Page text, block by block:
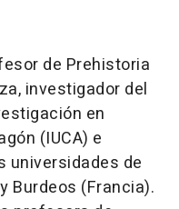
de Prehistoria
investigador del
en
(IUCA) e
universidades de
Burdeos (Francia).